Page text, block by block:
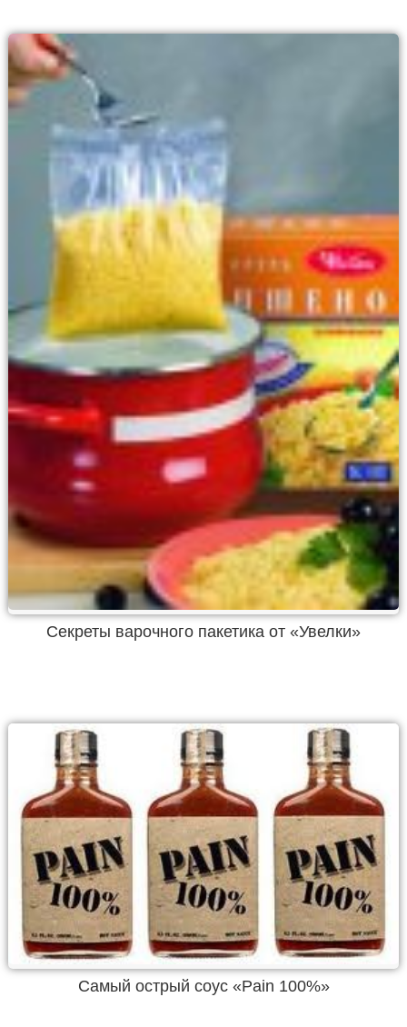
Секреты варочного пакетика от «Увелки»
Самый острый соус «Pain 100%»